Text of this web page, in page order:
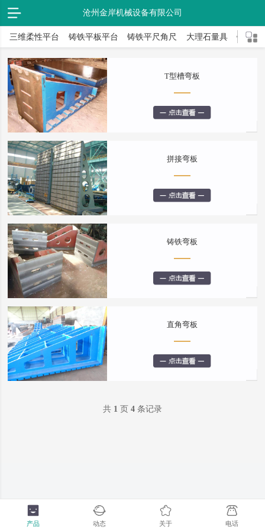
沧州金岸机械设备有限公司
三维柔性平台 铸铁平板平台 铸铁平尺角尺 大理石量具 铸件弯
T型槽弯板
拼接弯板
铸铁弯板
直角弯板
共 1页 4条记录
产品 动态 关于 电话